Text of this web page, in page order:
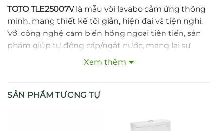
TOTO TLE25007Vlà mẫu vòi lavabo cảm ứng thông
minh, mang thiết kế tối giản, hiện đại và tiện nghi.
Với công nghệ cảm biến hồng ngoại tiên tiến, sản
phẩm giúp tự động cấp/ngắt nước, mang lại sự
thoải mái khi sử dụng, đồng thời đảm bảo tiết kiệm
2. Đặc điểm nổi bật
Xem thêm
SẢN PHẨM TƯƠNG TỰ